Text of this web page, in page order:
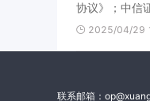
协议》；中信
2025/04/29
联系邮箱：